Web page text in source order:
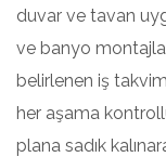
duvar ve tavan
ve banyo
belirlenen iş
her aşama
plana sadık